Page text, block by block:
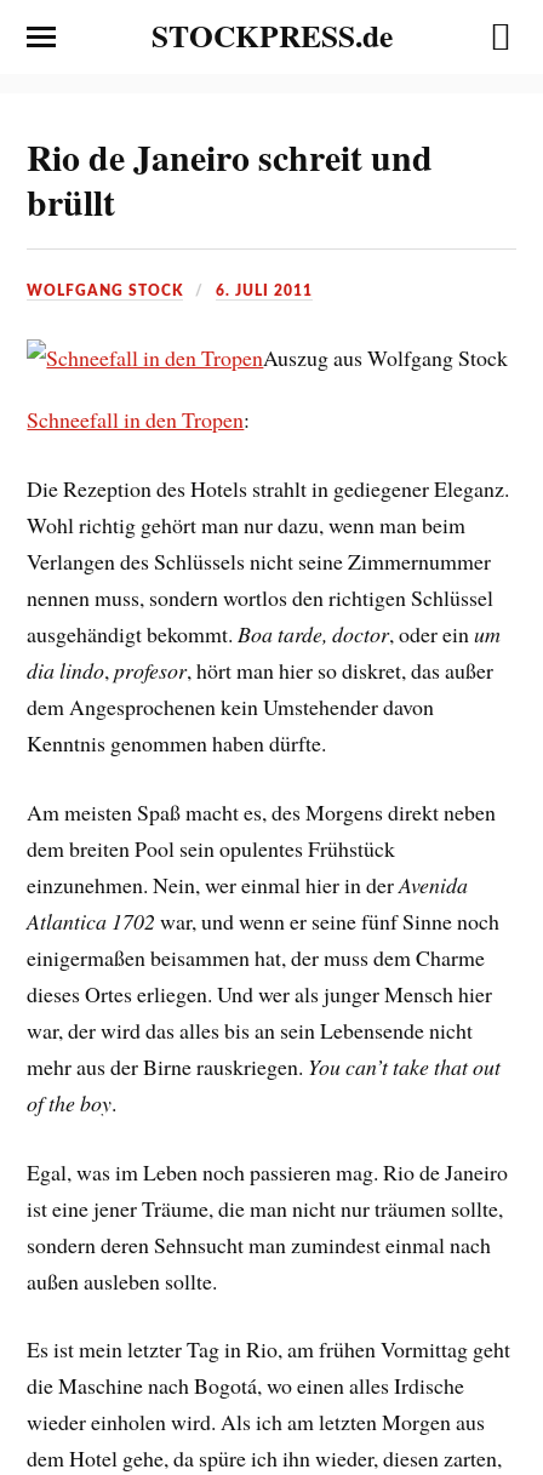
STOCKPRESS.de
Rio de Janeiro schreit und
brüllt
WOLFGANG STOCK 6. JULI 2011
Auszug aus Wolfgang Stock
Schneefall in den Tropen:
Die Rezeption des Hotels strahlt in gediegener Eleganz.
Wohl richtig gehört man nur dazu, wenn man beim
Verlangen des Schlüssels nicht seine Zimmernummer
nennen muss, sondern wortlos den richtigen Schlüssel
ausgehändigt bekommt.Boa tarde, doctor, oder einum
dia lindo,profesor, hört man hier so diskret, das außer
dem Angesprochenen kein Umstehender davon
Kenntnis genommen haben dürfte.
Am meisten Spaß macht es, des Morgens direkt neben
dem breiten Pool sein opulentes Frühstück
einzunehmen. Nein, wer einmal hier in derAvenida
Atlantica 1702 war, und wenn er seine fünf Sinne noch
einigermaßen beisammen hat, der muss dem Charme
dieses Ortes erliegen. Und wer als junger Mensch hier
war, der wird das alles bis an sein Lebensende nicht
mehr aus der Birne rauskriegen. You can’t take that out
of the boy.
Egal, was im Leben noch passieren mag. Rio de Janeiro
ist eine jenerTräume, die man nicht nur träumen sollte,
sondern deren Sehnsucht man zumindest einmal nach
außen ausleben sollte.
Es ist mein letzter Tag in Rio, am frühen Vormittag geht
die Maschine nach Bogotá, wo einen alles Irdische
wieder einholen wird. Als ich am letzten Morgen aus
dem Hotel gehe, da spüre ich ihn wieder, diesen zarten,